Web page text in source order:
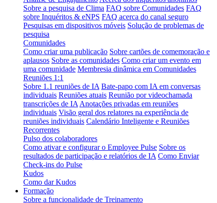
Sobre a pesquisa de Clima FAQ sobre Comunidades FAQ
sobre Inquéritos & eNPS FAQ acerca do canal seguro
Pesquisas em dispositivos móveis Solução de problemas de
pesquisa
Comunidades
Como criar uma publicação Sobre cartões de comemoração e
aplausos Sobre as comunidades Como criar um evento em
uma comunidade Membresia dinâmica em Comunidades
Reuniões 1:1
Sobre 1.1 reuniões de IA Bate-papo com IA em conversas
individuais Reuniões atuais Reunião por videochamada
transcrições de IA Anotações privadas em reuniões
individuais Visão geral dos relatores na experiência de
reuniões individuais Calendário Inteligente e Reuniões
Recorrentes
Pulso dos colaboradores
Como ativar e configurar o Employee Pulse Sobre os
resultados de participação e relatórios de IA Como Enviar
Check-ins do Pulse
Kudos
Como dar Kudos
Formação
Sobre a funcionalidade de Treinamento